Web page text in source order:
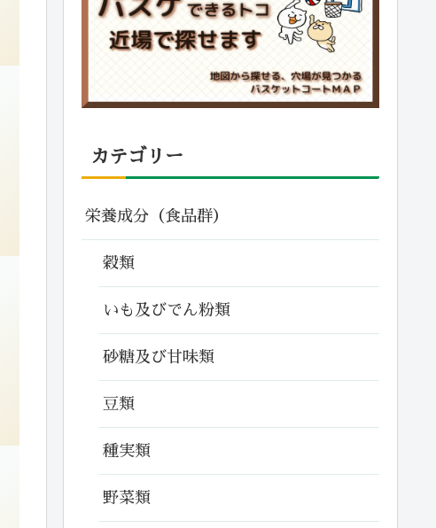
カテゴリー
栄養成分（食品群）
穀類
いも及びでん粉類
砂糖及び甘味類
豆類
種実類
野菜類